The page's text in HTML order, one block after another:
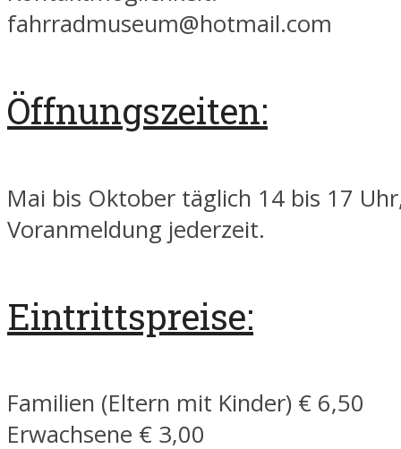
fahrradmuseum@hotmail.com
Öffnungszeiten:
Mai bis Oktober täglich 14 bis 17
Voranmeldung jederzeit.
Eintrittspreise:
Familien (Eltern mit Kinder) € 6,50
Erwachsene € 3,00